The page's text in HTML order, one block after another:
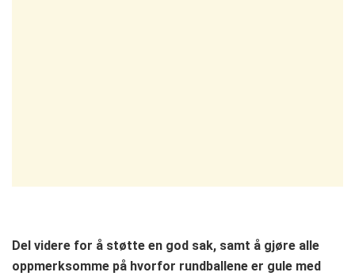
Del videre for å støtte en god sak, samt å gjøre alle
oppmerksomme på hvorfor rundballene er gule med